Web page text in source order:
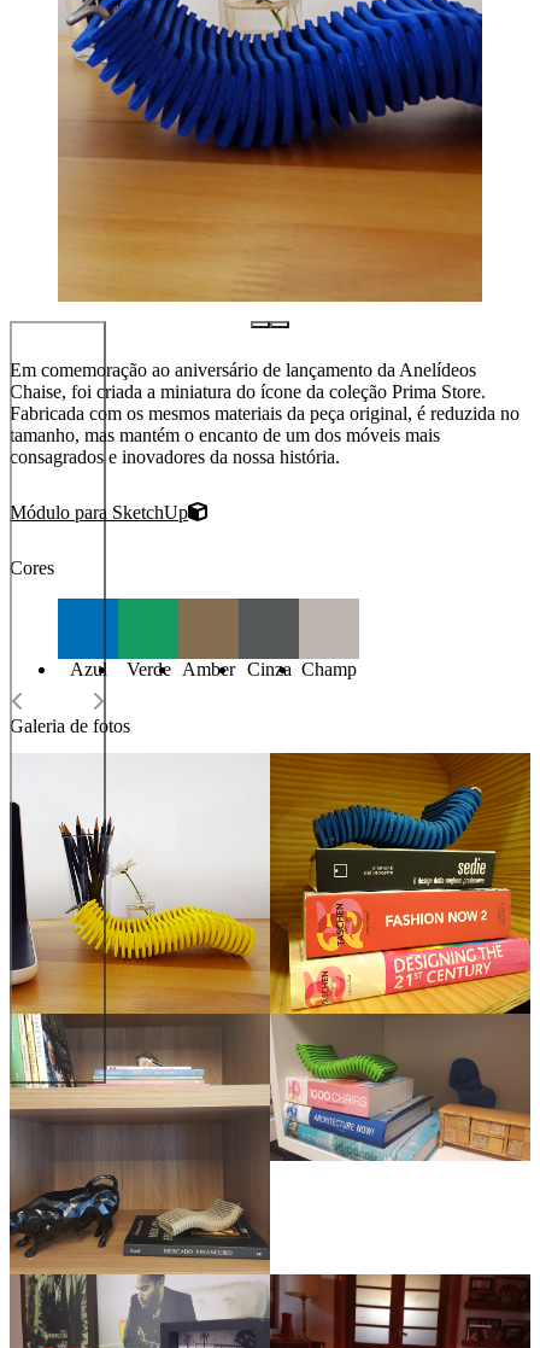
Em comemoração ao aniversário de lançamento da Anelídeos
Chaise, foi criada a miniatura do ícone da coleção Prima Store.
Fabricada com os mesmos materiais da peça original, é reduzida no
tamanho, mas mantém o encanto de um dos móveis mais
consagrados e inovadores da nossa história.
Módulo para SketchUp
Cores
Azul Verde Amber Cinza Champ
Galeria de fotos